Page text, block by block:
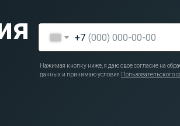
+7
Нажимая кнопку ниже, я даю свое согласие на
данных и принимаю условия Пользовательского